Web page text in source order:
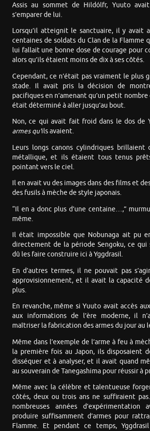
Assis au sommet de Hildólfr, Yuuto
s’emparer de lui.
Lorsqu’il atteignit le sanctuaire, il y avait
centaines de soldats du Clan de la Flamme
lui fallait une bonne dose de courage pour
alors qu’ils étaient moins de dix à ses côtés.
Cependant, ce n’était pas vraiment le plus
stade. Il avait pris la décision de
pacifiques en n’amenant qu’un petit
était déterminé à aller jusqu’au bout.
Non, ce qui avait fait froid dans le dos de
armes qu’ils avaient.
Leurs longs canons cylindriques brillaient
métallique, et ils étaient tous tenus
pointant vers le ciel.
Il en avait vu des images dans des films et
des fusils à mèche de style japonais.
“Il en a donc plus d’une centaine…,”
même.
Il était impossible que Nobunaga ait pu
directement de la période Sengoku, ce qui
dû les faire construire ici à Yggdrasil.
En d’autres termes, il ne pouvait pas
approvisionnement, et il avait la capacité
plus.
En revanche, même si Yuuto avait accès
aux informations de l’ère moderne, il
maîtriser la fabrication des armes du jour au
Même dans l’exemple de l’arme à feu à
la première fois au Japon, ils disposaient
disséquer et à analyser, et il avait quand
au souverain de Tanegashima pour réussir à
Même avec la célèbre et talentueuse
côtés, deux ou trois ans ne suffiraient
nombreuses années d’expérimentation
produire suffisamment d’armes pour
Flamme. Et pendant ce temps,